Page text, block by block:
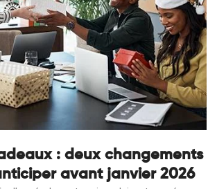
: deux changements
avant janvier 2026